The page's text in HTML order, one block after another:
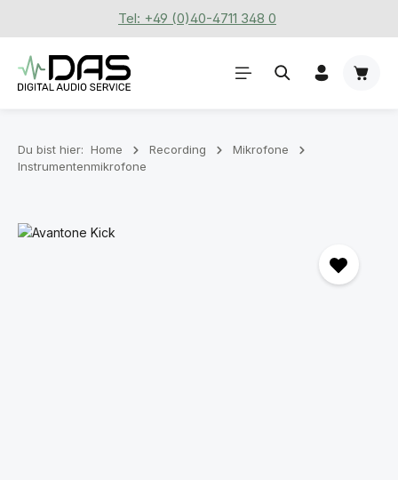
Zum Hauptinhalt springenTel: +49 (0)40-4711 348 0
Du bist hier: Home Recording
Mikrofone
Instrumentenmikrofone
Bildergalerie überspringen